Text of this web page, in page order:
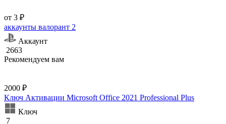
от 3 ₽
аккаунты валорант 2
Аккаунт
2663
Рекомендуем вам
2000 ₽
Ключ Активации Microsoft Office 2021 Professional Plus
Ключ
7